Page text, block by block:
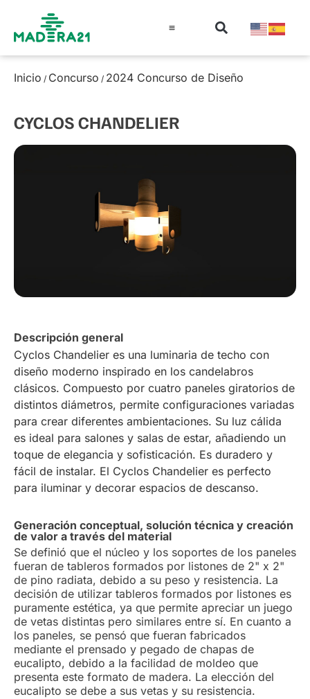
Inicio / Concurso / 2024 Concurso de Diseño
CYCLOS CHANDELIER
Descripción general
Cyclos Chandelier es una luminaria de techo con
diseño moderno inspirado en los candelabros
clásicos. Compuesto por cuatro paneles giratorios de
distintos diámetros, permite configuraciones variadas
para crear diferentes ambientaciones. Su luz cálida
es ideal para salones y salas de estar, añadiendo un
toque de elegancia y sofisticación. Es duradero y
fácil de instalar. El Cyclos Chandelier es perfecto
para iluminar y decorar espacios de descanso.
Generación conceptual, solución técnica y creación
de valor a través del material
Se definió que el núcleo y los soportes de los paneles
fueran de tableros formados por listones de 2" x 2"
de pino radiata, debido a su peso y resistencia. La
decisión de utilizar tableros formados por listones es
puramente estética, ya que permite apreciar un juego
de vetas distintas pero similares entre sí. En cuanto a
los paneles, se pensó que fueran fabricados
mediante el prensado y pegado de chapas de
eucalipto, debido a la facilidad de moldeo que
presenta este formato de madera. La elección del
eucalipto se debe a sus vetas y su resistencia.